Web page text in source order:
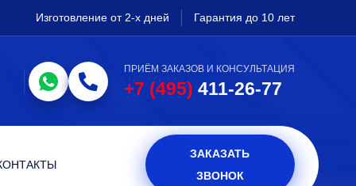
Изготовление от 2-х дней Гарантия до 10 лет
ПРИЁМ ЗАКАЗОВ И КОНСУЛЬТАЦИЯ
+7 (495) 411-26-77
ЗАКАЗАТЬ
ЗВОНОК